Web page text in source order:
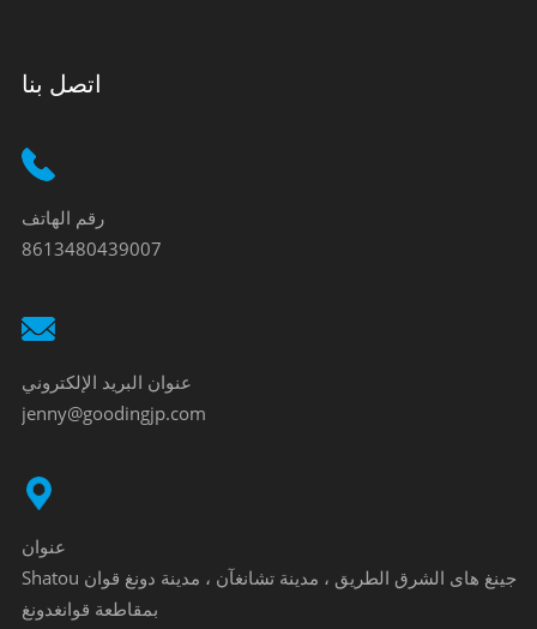
اتصل بنا
رقم الهاتف
8613480439007
عنوان البريد الإلكتروني
jenny@goodingjp.com
عنوان
Shatou جينغ هاى الشرق الطريق ، مدينة تشانغآن ، مدينة دونغ قوان
بمقاطعة قوانغدونغ